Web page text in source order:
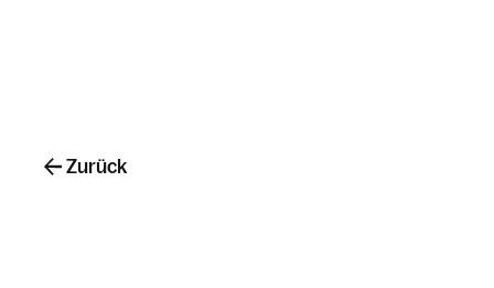
Zurück